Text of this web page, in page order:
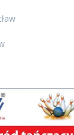
tej